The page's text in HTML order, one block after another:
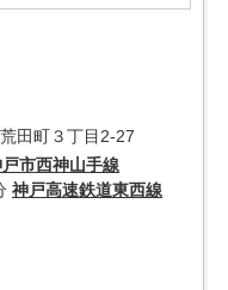
荒田町３丁目2-27
市西神山手線
神戸高速鉄道東西線